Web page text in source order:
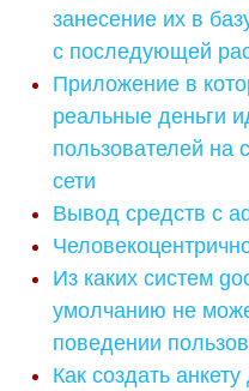
занесение их в
с последующей
Приложение в
реальные деньги
пользователей на
сети
Вывод средств с
Из каких систем
умолчанию не
поведении
Как создать